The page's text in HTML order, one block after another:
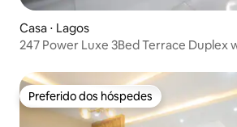
Casa ⋅ Lagos
247 Power Luxe 3Bed Terrace Duplex
Preferido dos hóspedes
Preferido dos hóspedes